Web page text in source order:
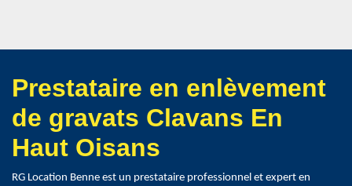
Prestataire en enlèvement
de gravats Clavans En
Haut Oisans
RG Location Benne est un prestataire professionnel et expert en